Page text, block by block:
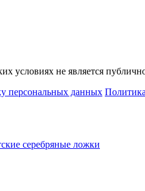
условиях не является
персональных данных
серебряные ложки